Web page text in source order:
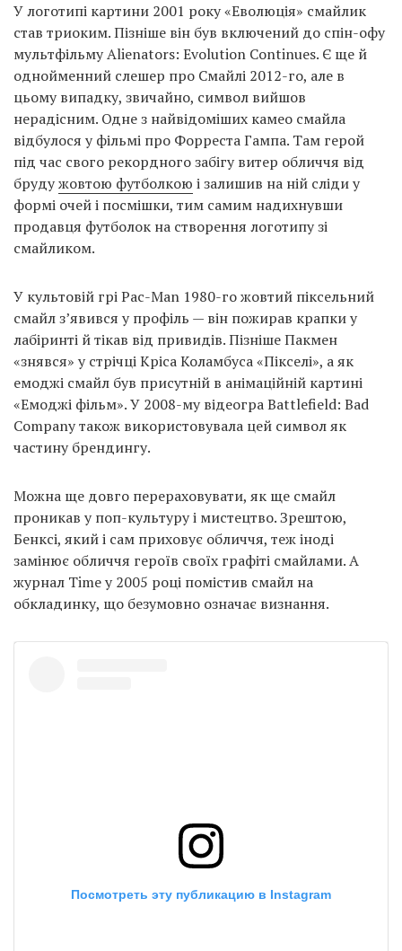
У логотипі картини 2001 року «Еволюція» смайлик
став триоким. Пізніше він був включений до спін-офу
мультфільму Alienators: Evolution Continues. Є ще й
однойменний слешер про Смайлі 2012-го, але в
цьому випадку, звичайно, символ вийшов
нерадісним. Одне з найвідоміших камео смайла
відбулося у фільмі про Форреста Гампа. Там герой
під час свого рекордного забігу витер обличчя від
брудужовтою футболкою і залишив на ній сліди у
формі очей і посмішки, тим самим надихнувши
продавця футболок на створення логотипу зі
смайликом.
У культовій грі Pac-Man 1980-го жовтий піксельний
смайл з’явився у профіль — він пожирав крапки у
лабіринті й тікав від привидів. Пізніше Пакмен
«знявся» у стрічці Кріса Коламбуса «Пікселі», а як
емоджі смайл був присутній в анімаційній картині
«Емоджі фільм». У 2008-му відеогра Battlefield: Bad
Company також використовувала цей символ як
частину брендингу.
Можна ще довго перераховувати, як ще смайл
проникав у поп-культуру і мистецтво. Зрештою,
Бенксі, який і сам приховує обличчя, теж іноді
замінює обличчя героїв своїх графіті смайлами. А
журнал Time у 2005 році помістив смайл на
обкладинку, що безумовно означає визнання.
Посмотреть эту публикацию в Instagram